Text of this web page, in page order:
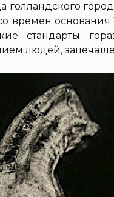
голландского
времен основания
стандарты
людей,